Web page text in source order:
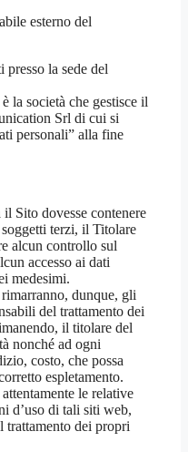
esterno del
la sede del
la società che gestisce il
Srl di cui si
personali” alla fine
il Sito dovesse contenere
terzi, il Titolare
alcun controllo sul
accesso ai dati
medesimi.
dunque, gli
del trattamento dei
il titolare del
nonché ad ogni
costo, che possa
espletamento.
le relative
d’uso di tali siti web,
trattamento dei propri